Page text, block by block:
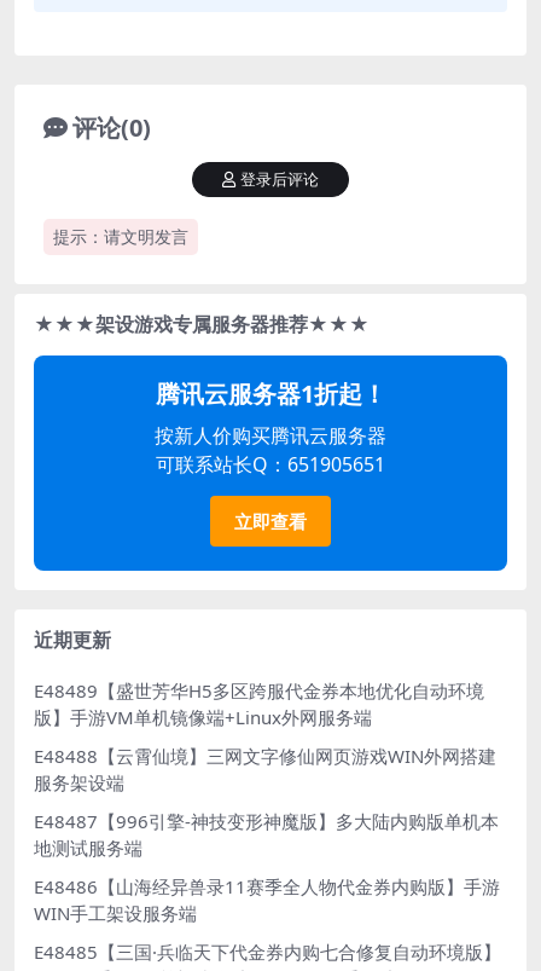
评论(0)
提示：请文明发言
登录后评论
★★★架设游戏专属服务器推荐★★★
腾讯云服务器1折起！
按新人价购买腾讯云服务器
可联系站长Q：651905651
立即查看
近期更新
E48489【盛世芳华H5多区跨服代金券本地优化自动环境
版】手游VM单机镜像端+Linux外网服务端
E48488【云霄仙境】三网文字修仙网页游戏WIN外网搭建
服务架设端
E48487【996引擎-神技变形神魔版】多大陆内购版单机本
地测试服务端
E48486【山海经异兽录11赛季全人物代金券内购版】手游
WIN手工架设服务端
E48485【三国·兵临天下代金券内购七合修复自动环境版】